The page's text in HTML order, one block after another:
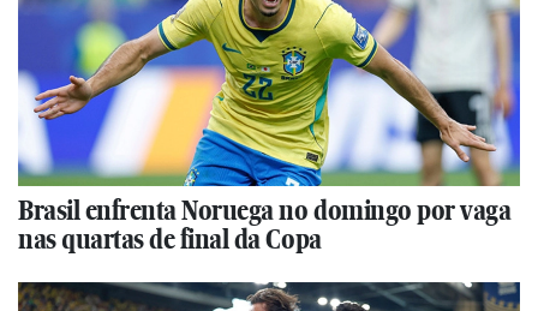
Brasil enfrenta Noruega no domingo por vaga
nas quartas de final da Copa